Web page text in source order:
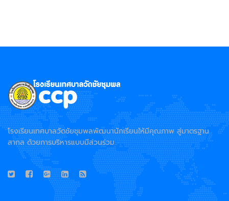
โรงเรียนเทศบาลวัดชัยชุมพลพัฒนานักเรียนให้มีคุณภาพ สู่มาตรฐาน
สากล ด้วยการบริหารแบบมีส่วนร่วม..